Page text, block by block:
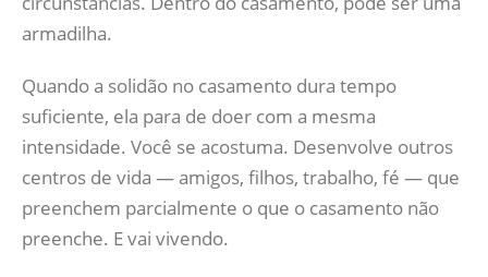
armadilha.
Quando a solidão no casamento dura tempo
suficiente, ela para de doer com a mesma
intensidade. Você se acostuma. Desenvolve outros
centros de vida — amigos, filhos, trabalho, fé — que
preenchem parcialmente o que o casamento não
preenche. E vai vivendo.